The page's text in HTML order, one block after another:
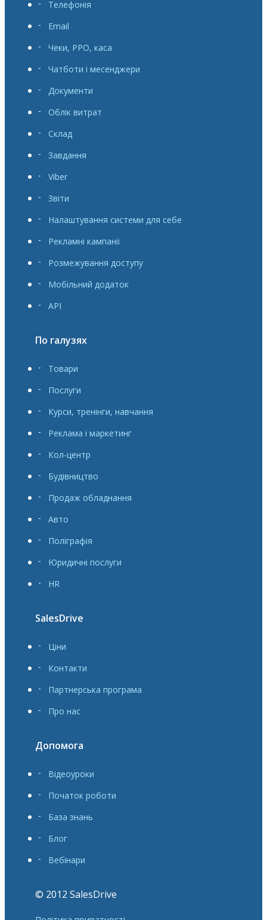
Телефонія
Email
Чеки, РРО, каса
Чатботи і месенджери
Документи
Облік витрат
Склад
Завдання
Viber
Звіти
Налаштування системи для себе
Рекламні кампанії
Розмежування доступу
Мобільний додаток
API
По галузях
Товари
Послуги
Курси, тренінги, навчання
Реклама і маркетинг
Кол-центр
Будівництво
Продаж обладнання
Авто
Поліграфія
Юридичні послуги
HR
SalesDrive
Ціни
Контакти
Партнерська програма
Про нас
Допомога
Відеоуроки
Початок роботи
База знань
Блог
Вебінари
© 2012 SalesDrive